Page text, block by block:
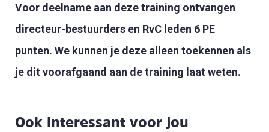
Voor deelname aan deze training ontvangen
directeur-bestuurders en RvC leden 6 PE
punten. We kunnen je deze alleen toekennen als
je dit voorafgaand aan de training laat weten.
Ook interessant voor jou